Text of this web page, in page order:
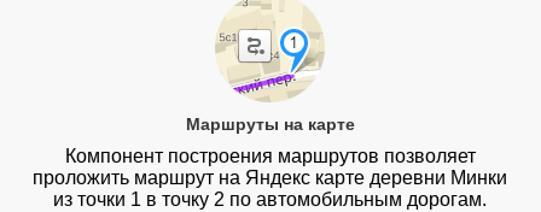
Маршруты на карте
Компонент построения маршрутов позволяет
проложить маршрут на Яндекс карте деревни Минки
из точки 1 в точку 2 по автомобильным дорогам.